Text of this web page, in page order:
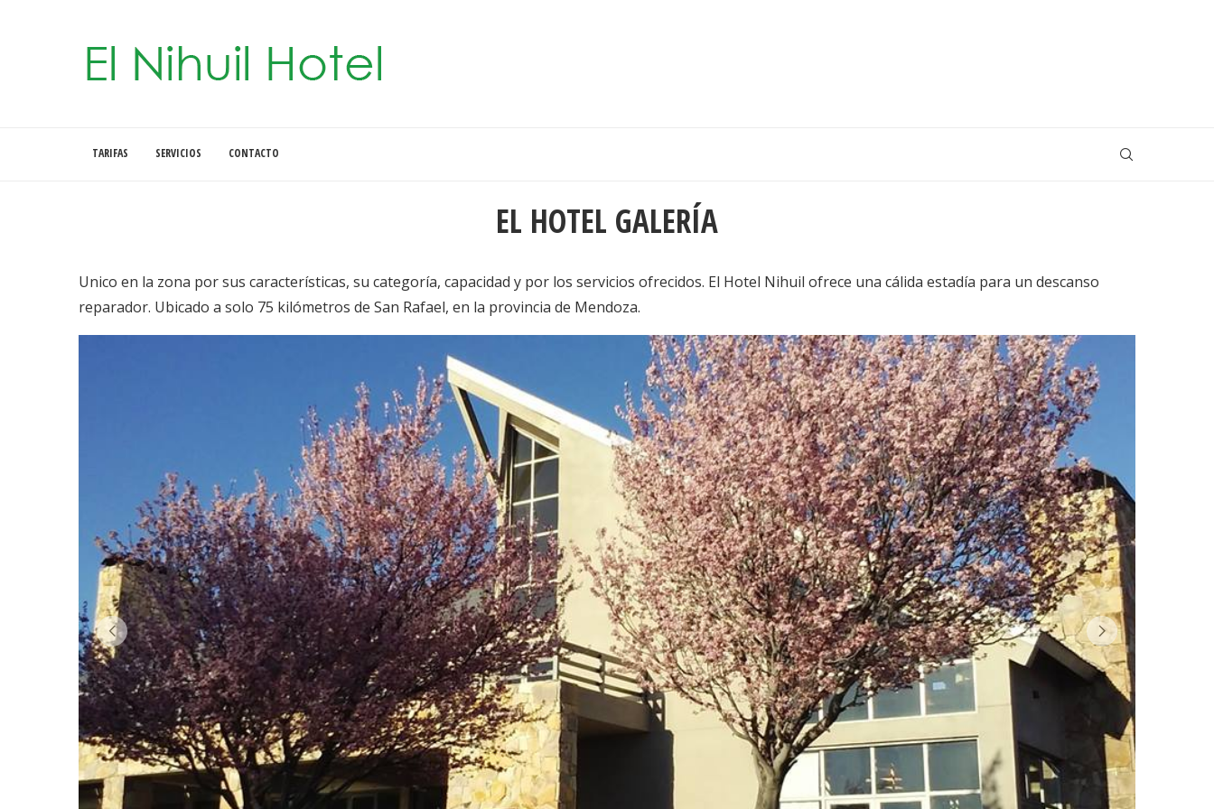
TARIFAS SERVICIOS CONTACTO
EL HOTEL GALERÍA
Unico en la zona por sus características, su categoría, capacidad y por los servicios ofrecidos. El Hotel Nihuil ofrece una cálida estadía para un descanso
reparador. Ubicado a solo 75 kilómetros de San Rafael, en la provincia de Mendoza.